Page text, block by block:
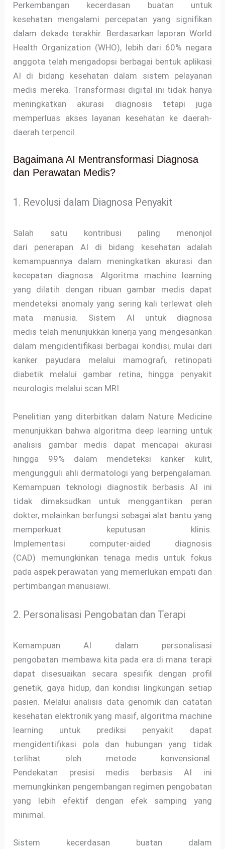
Perkembangan kecerdasan buatan untuk
kesehatan mengalami percepatan yang signifikan
dalam dekade terakhir. Berdasarkan laporan World
Health Organization (WHO), lebih dari 60% negara
anggota telah mengadopsi berbagai bentuk aplikasi
AI di bidang kesehatan dalam sistem pelayanan
medis mereka. Transformasi digital ini tidak hanya
meningkatkan akurasi diagnosis tetapi juga
memperluas akses layanan kesehatan ke daerah-
daerah terpencil.
Bagaimana AI Mentransformasi Diagnosa
dan Perawatan Medis?
1. Revolusi dalam Diagnosa Penyakit
Salah satu kontribusi paling menonjol
dari penerapan AI di bidang kesehatan adalah
kemampuannya dalam meningkatkan akurasi dan
kecepatan diagnosa. Algoritma machine learning
yang dilatih dengan ribuan gambar medis dapat
mendeteksi anomaly yang sering kali terlewat oleh
mata manusia. Sistem AI untuk diagnosa
medis telah menunjukkan kinerja yang mengesankan
dalam mengidentifikasi berbagai kondisi, mulai dari
kanker payudara melalui mamografi, retinopati
diabetik melalui gambar retina, hingga penyakit
neurologis melalui scan MRI.
Penelitian yang diterbitkan dalam Nature Medicine
menunjukkan bahwa algoritma deep learning untuk
analisis gambar medis dapat mencapai akurasi
hingga 99% dalam mendeteksi kanker kulit,
mengungguli ahli dermatologi yang berpengalaman.
Kemampuan teknologi diagnostik berbasis AI ini
tidak dimaksudkan untuk menggantikan peran
dokter, melainkan berfungsi sebagai alat bantu yang
memperkuat keputusan klinis.
Implementasi computer-aided diagnosis
(CAD) memungkinkan tenaga medis untuk fokus
pada aspek perawatan yang memerlukan empati dan
pertimbangan manusiawi.
2. Personalisasi Pengobatan dan Terapi
Kemampuan AI dalam personalisasi
pengobatan membawa kita pada era di mana terapi
dapat disesuaikan secara spesifik dengan profil
genetik, gaya hidup, dan kondisi lingkungan setiap
pasien. Melalui analisis data genomik dan catatan
kesehatan elektronik yang masif, algoritma machine
learning untuk prediksi penyakit dapat
mengidentifikasi pola dan hubungan yang tidak
terlihat oleh metode konvensional.
Pendekatan presisi medis berbasis AI ini
memungkinkan pengembangan regimen pengobatan
yang lebih efektif dengan efek samping yang
minimal.
Sistem kecerdasan buatan dalam